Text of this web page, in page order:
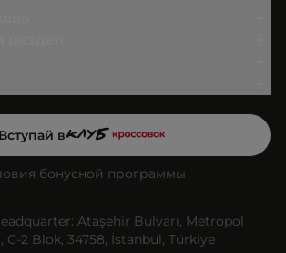
Вступай в
бонусной программы
Ataşehir Bulvarı, Metropol
C-2 Blok, 34758, İstanbul, Türkiye